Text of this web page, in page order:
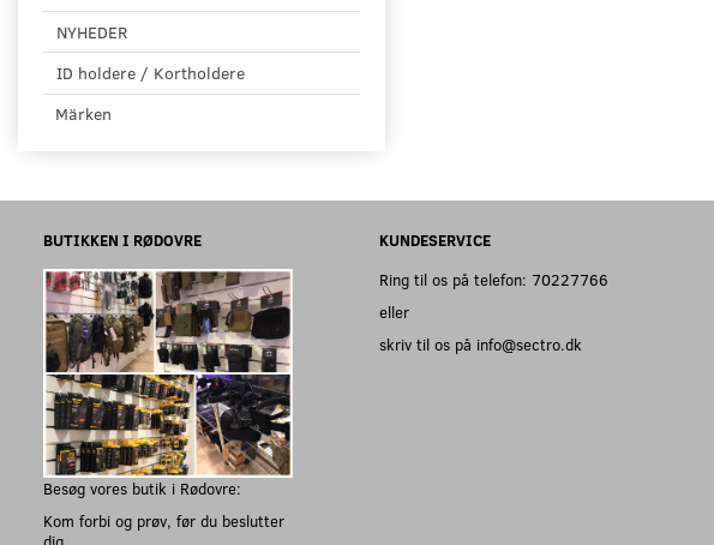
NYHEDER
ID holdere / Kortholdere
Märken
BUTIKKEN I RØDOVRE
Besøg vores butik i Rødovre:
Kom forbi og prøv, før du beslutter
KUNDESERVICE
Ring til os på telefon: 70227766
eller
skriv til os på info@sectro.dk